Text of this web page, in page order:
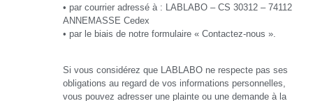
• par courrier adressé à : LABLABO – CS 30312 – 74112
ANNEMASSE Cedex
• par le biais de notre formulaire « Contactez-nous ».
Si vous considérez que LABLABO ne respecte pas ses
obligations au regard de vos informations personnelles,
vous pouvez adresser une plainte ou une demande à la